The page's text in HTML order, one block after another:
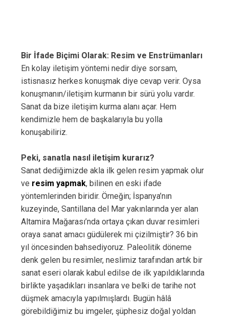
Bir İfade Biçimi Olarak: Resim ve Enstrümanları
En kolay iletişim yöntemi nedir diye sorsam,
istisnasız herkes konuşmak diye cevap verir. Oysa
konuşmanın/iletişim kurmanın bir sürü yolu vardır.
Sanat da bize iletişim kurma alanı açar. Hem
kendimizle hem de başkalarıyla bu yolla
konuşabiliriz.
Peki, sanatla nasıl iletişim kurarız?
Sanat dediğimizde akla ilk gelen resim yapmak olur
ve resim yapmak, bilinen en eski ifade
yöntemlerinden biridir. Örneğin; İspanya’nın
kuzeyinde, Santillana del Mar yakınlarında yer alan
Altamira Mağarası’nda ortaya çıkan duvar resimleri
oraya sanat amacı güdülerek mi çizilmiştir? 36 bin
yıl öncesinden bahsediyoruz. Paleolitik döneme
denk gelen bu resimler, neslimiz tarafından artık bir
sanat eseri olarak kabul edilse de ilk yapıldıklarında
birlikte yaşadıkları insanlara ve belki de tarihe not
düşmek amacıyla yapılmışlardı. Bugün hâlâ
görebildiğimiz bu imgeler, şüphesiz doğal yoldan